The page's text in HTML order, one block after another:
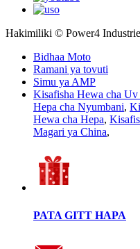
Hakimiliki © Power4
Bidhaa Moto
Ramani ya tovuti
Simu ya AMP
Kisafisha Hewa cha
Hepa cha Nyumbani,
Hewa cha Hepa,
Magari ya China,
PATA GITT HAPA